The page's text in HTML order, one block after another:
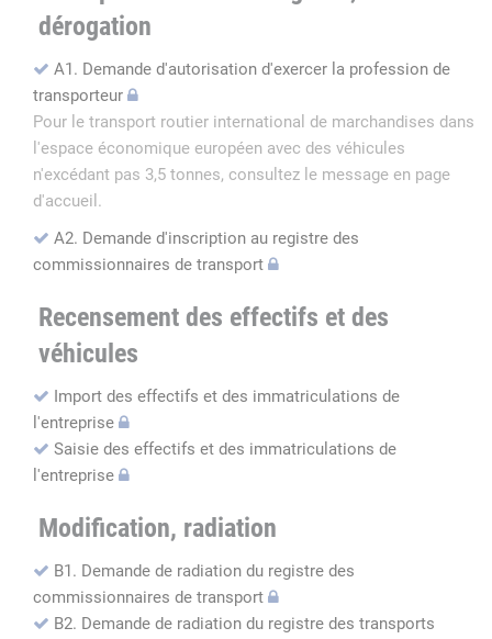
dérogation
A1. Demande d'autorisation d'exercer la profession de
transporteur
Pour le transport routier international de marchandises dans
l'espace économique européen avec des véhicules
n'excédant pas 3,5 tonnes, consultez le message en page
d'accueil.
A2. Demande d'inscription au registre des
commissionnaires de transport
Recensement des effectifs et des
véhicules
Import des effectifs et des immatriculations de
l'entreprise
Saisie des effectifs et des immatriculations de
l'entreprise
Modification, radiation
B1. Demande de radiation du registre des
commissionnaires de transport
B2. Demande de radiation du registre des transports